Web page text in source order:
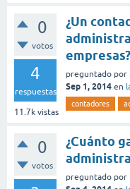
0
votos
4
respuestas
11.7k vistas
¿Un
empresas?
preguntado por
Sep 1, 2014 en
contadores
0
votos
¿Cuánto
preguntado por